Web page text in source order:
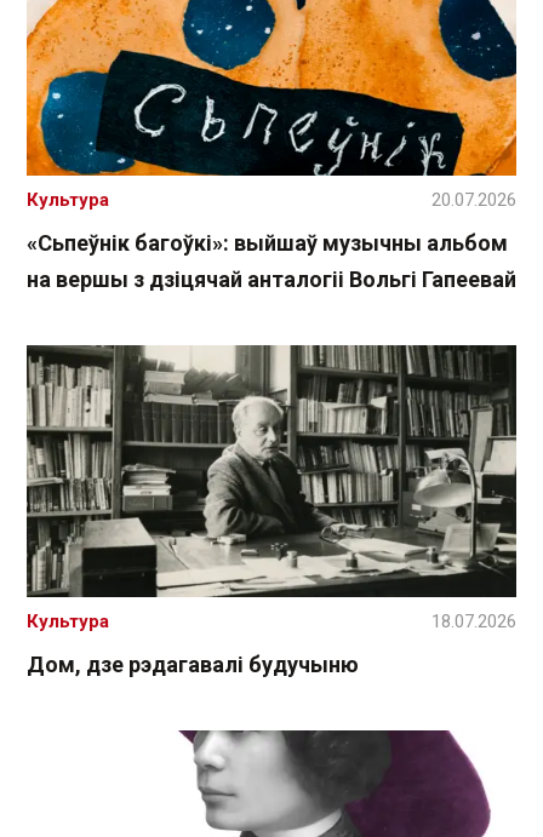
«Сьпеўнік багоўкі»: выйшаў музычны альбом
на вершы з дзіцячай анталогіі Вольгі Гапеевай
Культура 20.07.2026
Дом, дзе рэдагавалі будучыню
Культура 18.07.2026